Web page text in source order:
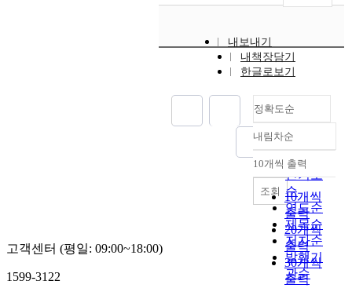
내보내기
내책장담기
한글로보기
정확도순
정확도
순
인기도
순
연도순
제목순
저자순
발행기
관순
내림차순
내림차순
10개씩 출력
10개씩
출력
20개씩
출력
30개씩
출력
조회
고객센터 (평일: 09:00~18:00)
1599-3122